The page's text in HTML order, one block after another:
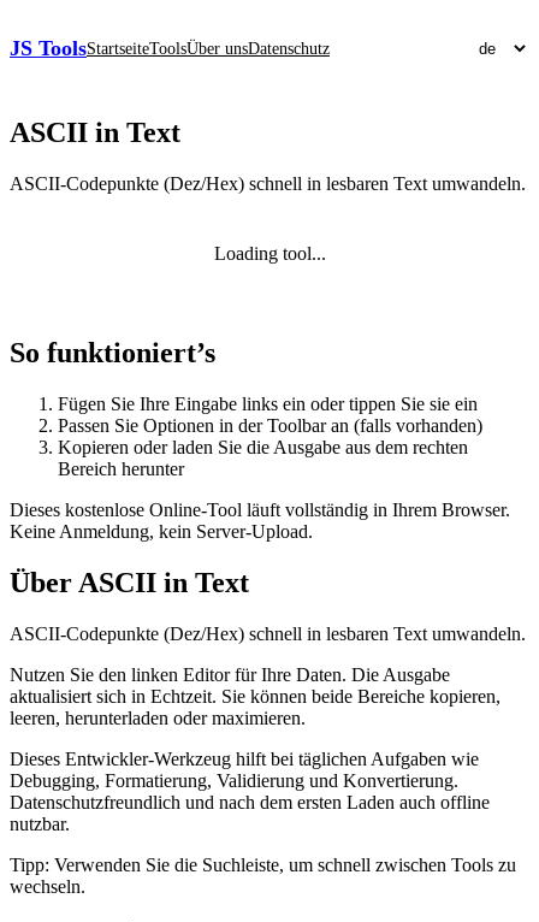
JS ToolsStartseiteToolsÜber unsDatenschutz
ASCII in Text
ASCII‑Codepunkte (Dez/Hex) schnell in lesbaren Text umwandeln.
Loading tool...
So funktioniert’s
Fügen Sie Ihre Eingabe links ein oder tippen Sie sie ein
Passen Sie Optionen in der Toolbar an (falls vorhanden)
Kopieren oder laden Sie die Ausgabe aus dem rechten
Bereich herunter
Dieses kostenlose Online‑Tool läuft vollständig in Ihrem Browser.
Keine Anmeldung, kein Server‑Upload.
Über ASCII in Text
ASCII‑Codepunkte (Dez/Hex) schnell in lesbaren Text umwandeln.
Nutzen Sie den linken Editor für Ihre Daten. Die Ausgabe
aktualisiert sich in Echtzeit. Sie können beide Bereiche kopieren,
leeren, herunterladen oder maximieren.
Dieses Entwickler‑Werkzeug hilft bei täglichen Aufgaben wie
Debugging, Formatierung, Validierung und Konvertierung.
Datenschutzfreundlich und nach dem ersten Laden auch offline
nutzbar.
Tipp: Verwenden Sie die Suchleiste, um schnell zwischen Tools zu
wechseln.